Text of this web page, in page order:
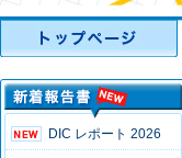
DIC レポート 2026